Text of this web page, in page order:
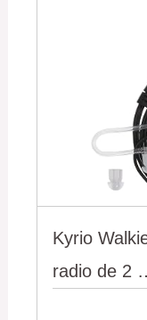
Kyrio
radio de 2